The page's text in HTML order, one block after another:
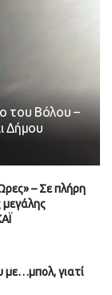
του Βόλου –
Δήμου
– Σε πλήρη
μεγάλης
με…μπολ, γιατί